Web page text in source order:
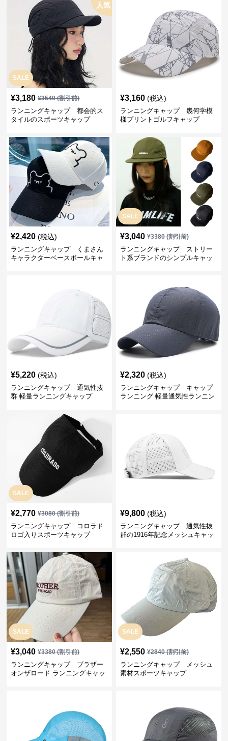
SALE
人気
¥3,180 ¥3540(割引前)
ランニングキャップ 都会的ス
タイルのスポーツキャップ
¥3,160 (税込)
ランニングキャップ 幾何学模
様プリントゴルフキャップ
¥2,420 (税込)
ランニングキャップ くまさん
キャラクターベースボールキャ
SALE
¥3,040 ¥3380(割引前)
ランニングキャップ ストリー
ト系ブランドのシンプルキャッ
¥5,220 (税込)
ランニングキャップ 通気性抜
群 軽量ランニングキャップ
¥2,320 (税込)
ランニングキャップ キャップ
ランニング 軽量通気性ランニン
SALE
¥2,770 ¥3080(割引前)
ランニングキャップ コロラド
ロゴ入りスポーツキャップ
¥9,800 (税込)
ランニングキャップ 通気性抜
群の1916年記念メッシュキャッ
SALE
¥3,040 ¥3380(割引前)
ランニングキャップ ブラザー
オンザロード ランニングキャッ
SALE
¥2,550 ¥2840(割引前)
ランニングキャップ メッシュ
素材スポーツキャップ